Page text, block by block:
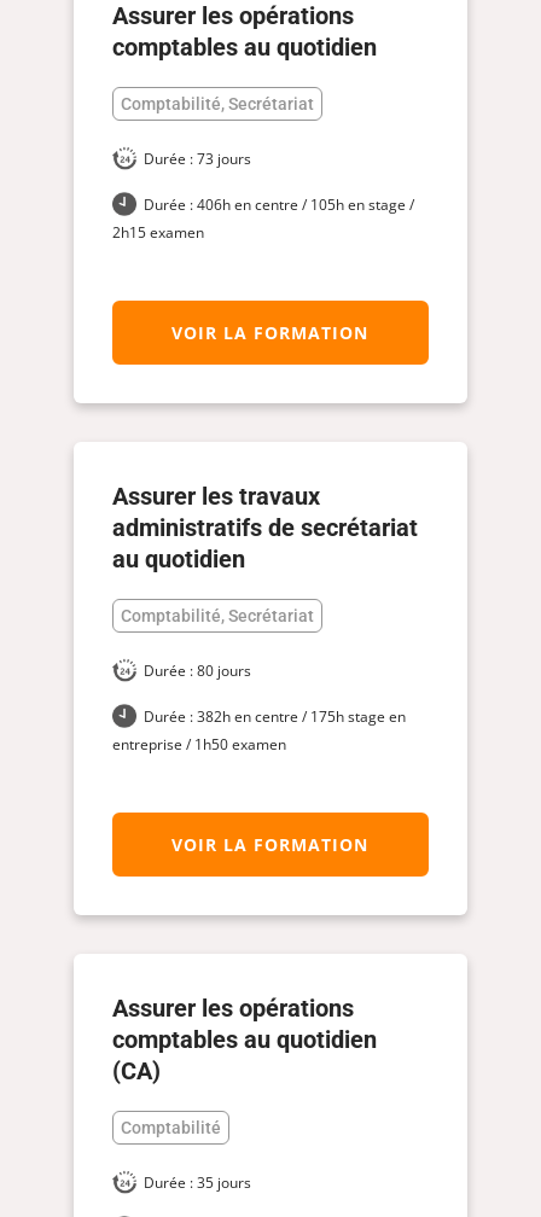
Assurer les opérations
comptables au quotidien
Comptabilité, Secrétariat
Durée : 73 jours
Durée : 406h en centre / 105h en stage /
2h15 examen
VOIR LA FORMATION
Assurer les travaux
administratifs de secrétariat
au quotidien
Comptabilité, Secrétariat
Durée : 80 jours
Durée : 382h en centre / 175h stage en
entreprise / 1h50 examen
VOIR LA FORMATION
Assurer les opérations
comptables au quotidien
(CA)
Comptabilité
Durée : 35 jours